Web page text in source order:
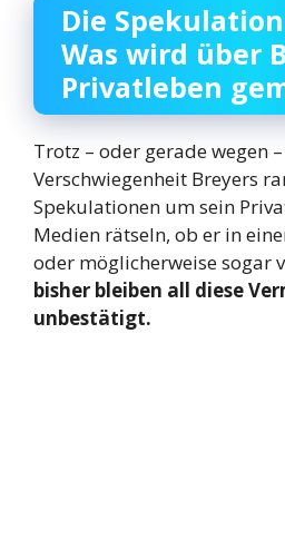
Die
Was wird über
Privatleben
Trotz – oder gerade wegen
Verschwiegenheit Breyers
Spekulationen um sein
Medien rätseln, ob er in
oder möglicherweise sogar
bisher bleiben all diese
unbestätigt.